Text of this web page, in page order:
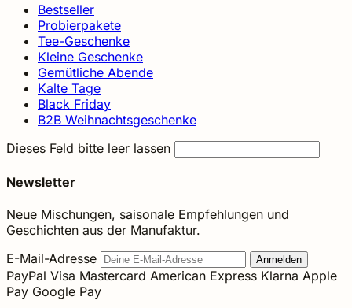
Bestseller
Probierpakete
Tee-Geschenke
Kleine Geschenke
Gemütliche Abende
Kalte Tage
Black Friday
B2B Weihnachtsgeschenke
Dieses Feld bitte leer lassen
Newsletter
Neue Mischungen, saisonale Empfehlungen und
Geschichten aus der Manufaktur.
E-Mail-Adresse
Anmelden
PayPal Visa Mastercard American Express Klarna Apple
Pay Google Pay